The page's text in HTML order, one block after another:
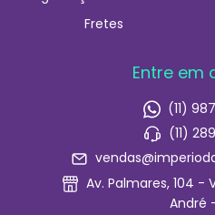
Fretes
Entre em
(11)
(11)
Av. Palmares, 104 -
André